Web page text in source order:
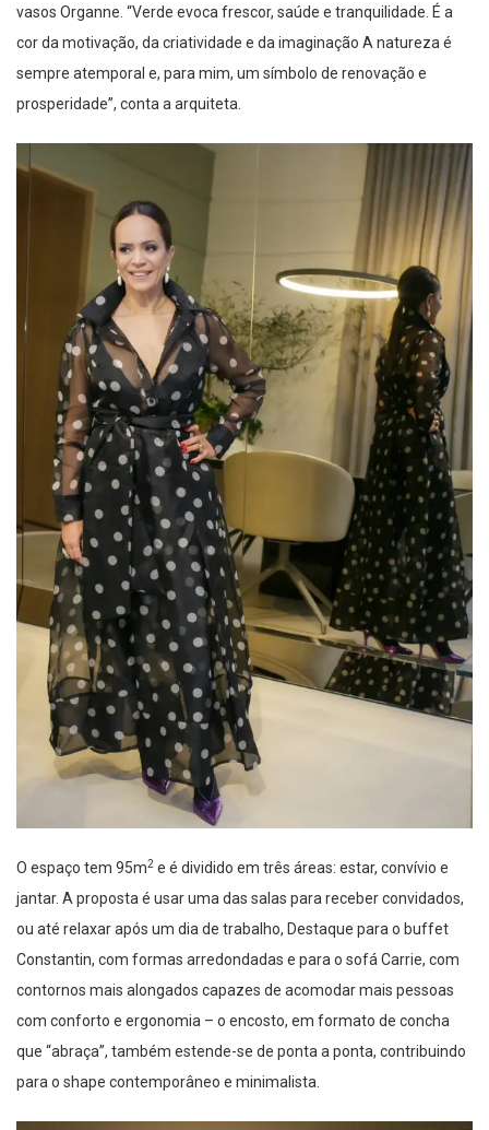
vasos Organne. “Verde evoca frescor, saúde e tranquilidade. É a
cor da motivação, da criatividade e da imaginação A natureza é
sempre atemporal e, para mim, um símbolo de renovação e
prosperidade”, conta a arquiteta.
O espaço tem 95m2 e é dividido em três áreas: estar, convívio e
jantar. A proposta é usar uma das salas para receber convidados,
ou até relaxar após um dia de trabalho, Destaque para o buffet
Constantin, com formas arredondadas e para o sofá Carrie, com
contornos mais alongados capazes de acomodar mais pessoas
com conforto e ergonomia – o encosto, em formato de concha
que “abraça”, também estende-se de ponta a ponta, contribuindo
para o shape contemporâneo e minimalista.